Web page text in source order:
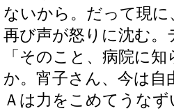
ないから。だって現
再び声が怒りに沈む
「そのこと、病院に
か。宵子さん、今は
Ａは力をこめてうなず